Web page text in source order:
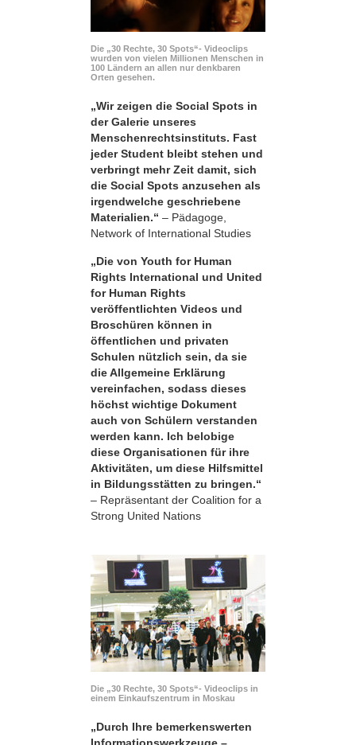
Die „30 Rechte, 30 Spots“- Videoclips
wurden von vielen Millionen Menschen in
100 Ländern an allen nur denkbaren
Orten gesehen.
„Wir zeigen die Social Spots in
der Galerie unseres
Menschenrechtsinstituts. Fast
jeder Student bleibt stehen und
verbringt mehr Zeit damit, sich
die Social Spots anzusehen als
irgendwelche geschriebene
Materialien.“ – Pädagoge,
Network of International Studies
„Die von Youth for Human
Rights International und United
for Human Rights
veröffentlichten Videos und
Broschüren können in
öffentlichen und privaten
Schulen nützlich sein, da sie
die Allgemeine Erklärung
vereinfachen, sodass dieses
höchst wichtige Dokument
auch von Schülern verstanden
werden kann. Ich belobige
diese Organisationen für ihre
Aktivitäten, um diese Hilfsmittel
in Bildungsstätten zu bringen.“
– Repräsentant der Coalition for a
Strong United Nations
Die „30 Rechte, 30 Spots“- Videoclips in
einem Einkaufszentrum in Moskau
„Durch Ihre bemerkens­werten